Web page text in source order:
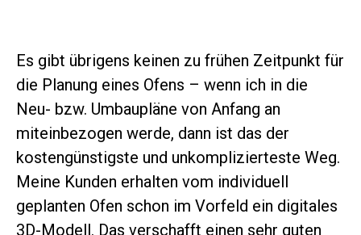
Es gibt übrigens keinen zu frühen Zeitpunkt für
die Planung eines Ofens – wenn ich in die
Neu- bzw. Umbaupläne von Anfang an
miteinbezogen werde, dann ist das der
kostengünstigste und unkomplizierteste Weg.
Meine Kunden erhalten vom individuell
geplanten Ofen schon im Vorfeld ein digitales
3D-Modell. Das verschafft einen sehr guten